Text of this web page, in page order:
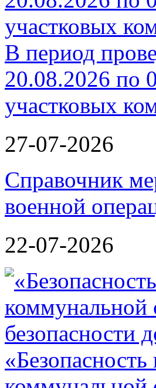
В период
20.08.2026 по
участковых
27-07-2026
Справочник
военной
22-07-2026